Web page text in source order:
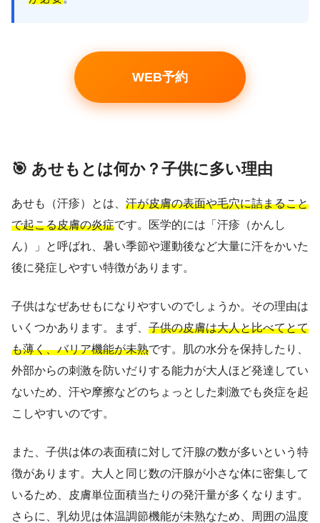
WEB予約
🎯 あせもとは何か？子供に多い理由
あせも（汗疹）とは、 汗が皮膚の表面や毛穴に詰まること
で起こる皮膚の炎症です。医学的には「汗疹（かんし
ん）」と呼ばれ、暑い季節や運動後など大量に汗をかいた
後に発症しやすい特徴があります。
子供はなぜあせもになりやすいのでしょうか。その理由は
いくつかあります。まず、 子供の皮膚は大人と比べてとて
も薄く、バリア機能が未熟です。肌の水分を保持したり、
外部からの刺激を防いだりする能力が大人ほど発達してい
ないため、汗や摩擦などのちょっとした刺激でも炎症を起
こしやすいのです。
また、子供は体の表面積に対して汗腺の数が多いという特
徴があります。大人と同じ数の汗腺が小さな体に密集して
いるため、皮膚単位面積当たりの発汗量が多くなります。
さらに、乳幼児は体温調節機能が未熟なため、周囲の温度